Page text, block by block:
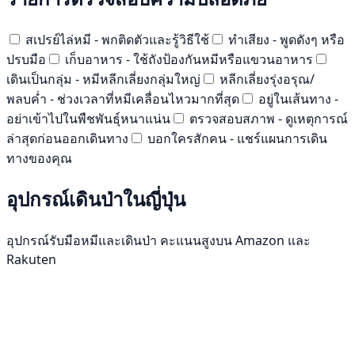
สเปรย์ไล่หมี - พกติดตัวและรู้วิธีใช้
ทำเสียง - พูดดังๆ หรือ
ปรบมือ
เก็บอาหาร - ใช้ถังป้องกันหมีหรือแขวนอาหาร
เดินเป็นกลุ่ม - หมีหลีกเลี่ยงกลุ่มใหญ่
หลีกเลี่ยงรุ่งอรุณ/
พลบค่ำ - ช่วงเวลาที่หมีเคลื่อนไหวมากที่สุด
อยู่ในเส้นทาง -
อย่าเข้าไปในพืชพันธุ์หนาแน่น
ตรวจสอบสภาพ - ดูเหตุการณ์
ล่าสุดก่อนออกเดินทาง
บอกใครสักคน - แชร์แผนการเดิน
ทางของคุณ
อุปกรณ์เดินป่าในญี่ปุ่น
อุปกรณ์รับมือหมีและเดินป่า คะแนนสูงบน Amazon และ
Rakuten